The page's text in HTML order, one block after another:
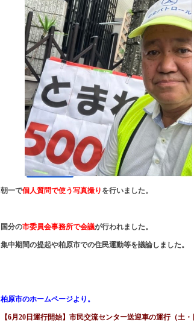
朝一で個人質問で使う写真撮り を行いました。
国分の市委員会事務所で会議が行われました。
集中期間の提起や柏原市での住民運動等を議論しました。
柏原市のホームページより。
【6月20日運行開始】市民交流センター送迎車の運行（土